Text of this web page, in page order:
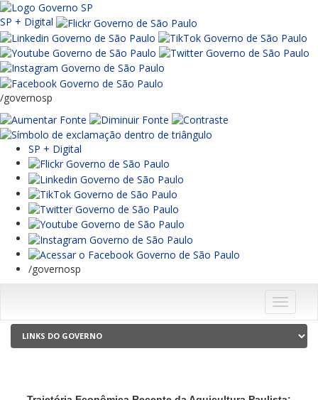
SP + Digital
/governosp
SP + Digital
/governosp
Menu